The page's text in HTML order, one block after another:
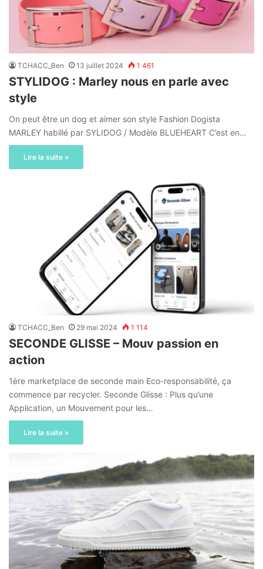
TCHACC_Ben 13 juillet 2024 1 461
STYLIDOG : Marley nous en parle avec
style
On peut être un dog et aimer son style Fashion Dogista
MARLEY habillé par SYLIDOG / Modèle BLUEHEART C’est en…
Lire la suite »
TCHACC_Ben 29 mai 2024 1 114
SECONDE GLISSE – Mouv passion en
action
1ère marketplace de seconde main Eco-responsabilité, ça
commence par recycler. Seconde Glisse : Plus qu’une
Application, un Mouvement pour les…
Lire la suite »